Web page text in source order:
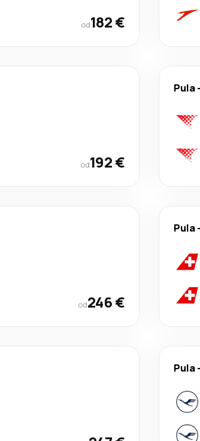
od182 €
od192 €
Pula-
od246 €
Pula-
Pula-